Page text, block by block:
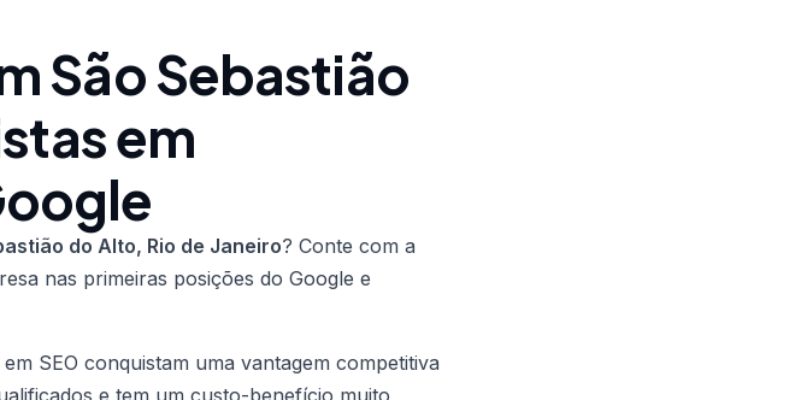
São Sebastião
em
do Alto, Rio de Janeiro? Conte com a
nas primeiras posições do Google e
SEO conquistam uma vantagem competitiva
e tem um custo-benefício muito